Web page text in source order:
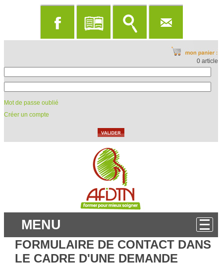
0 article
Mot de passe oublié
Créer un compte
MENU
FORMULAIRE DE CONTACT DANS
LE CADRE D'UNE DEMANDE